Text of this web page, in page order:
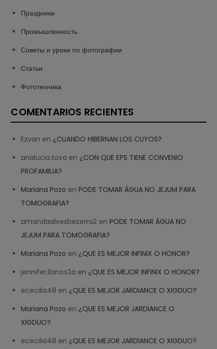
Праздники
Промышленность
Советы и уроки по фотографии
Статьи
Фототехника
COMENTARIOS RECIENTES
Ezvan en ¿CUANDO HIBERNAN LOS CUYOS?
analucia.tova en ¿CON QUE EPS TIENE CONVENIO
PROFAMILIA?
Mariana Pozo enPODE TOMAR ÁGUA NO JEJUM PARA
TOMOGRAFIA?
amandaalvesbezerra2 enPODE TOMAR ÁGUA NO
JEJUM PARA TOMOGRAFIA?
Mariana Pozo en ¿QUE ES MEJOR INFINIX O HONOR?
jennifer.llanos2a en ¿QUE ES MEJOR INFINIX O HONOR?
ececilia48 en ¿QUE ES MEJOR JARDIANCE O XIGDUO?
Mariana Pozo en ¿QUE ES MEJOR JARDIANCE O
XIGDUO?
ececilia48 en ¿QUE ES MEJOR JARDIANCE O XIGDUO?